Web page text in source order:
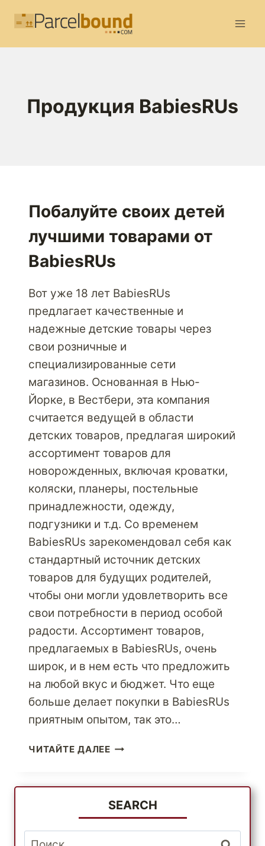
Продукция BabiesRUs
Побалуйте своих детей
лучшими товарами от
BabiesRUs
Вот уже 18 лет BabiesRUs
предлагает качественные и
надежные детские товары через
свои розничные и
специализированные сети
магазинов. Основанная в Нью-
Йорке, в Вестбери, эта компания
считается ведущей в области
детских товаров, предлагая широкий
ассортимент товаров для
новорожденных, включая кроватки,
коляски, планеры, постельные
принадлежности, одежду,
подгузники и т.д. Со временем
BabiesRUs зарекомендовал себя как
стандартный источник детских
товаров для будущих родителей,
чтобы они могли удовлетворить все
свои потребности в период особой
радости. Ассортимент товаров,
предлагаемых в BabiesRUs, очень
широк, и в нем есть что предложить
на любой вкус и бюджет. Что еще
больше делает покупки в BabiesRUs
приятным опытом, так это…
ЧИТАЙТЕ ДАЛЕЕПОБАЛУЙТЕ
ЛУЧШИМИ
ТОВАРАМИ
ОТ
BABIESRUS
SEARCH
Найти: